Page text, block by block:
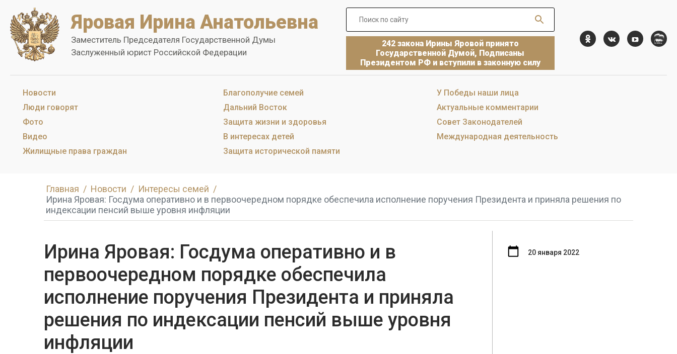
Яровая Ирина Анатольевна
Заместитель Председателя Государственной Думы
Заслуженный юрист Российской Федерации
242 закона Ирины Яровой принято
Государственной Думой, Подписаны
Президентом РФ и вступили в законную силу
Новости
Люди говорят
Фото
Видео
Жилищные права граждан
Благополучие семей
Дальний Восток
Защита жизни и здоровья
В интересах детей
Защита исторической памяти
У Победы наши лица
Актуальные комментарии
Совет Законодателей
Международная деятельность
Главная Новости
Интересы семей
Ирина Яровая: Госдума оперативно и в первоочередном порядке обеспечила исполнение поручения Президента и приняла решения по
индексации пенсий выше уровня инфляции
Ирина Яровая: Госдума оперативно и в
первоочередном порядке обеспечила
исполнение поручения Президента и приняла
решения по индексации пенсий выше уровня
инфляции
20 января 2022